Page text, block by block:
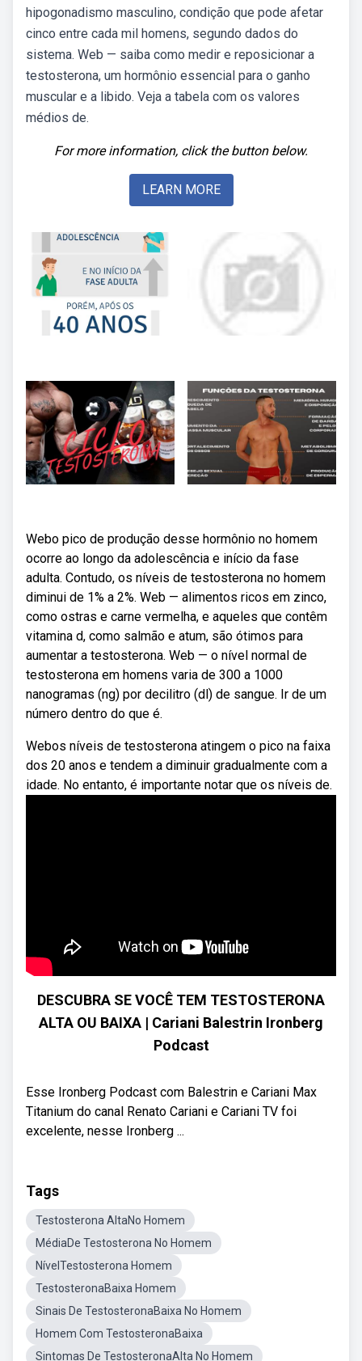
hipogonadismo masculino, condição que pode afetar
cinco entre cada mil homens, segundo dados do
sistema. Web — saiba como medir e reposicionar a
testosterona, um hormônio essencial para o ganho
muscular e a libido. Veja a tabela com os valores
médios de.
For more information, click the button below.
LEARN MORE
Webo pico de produção desse hormônio no homem
ocorre ao longo da adolescência e início da fase
adulta. Contudo, os níveis de testosterona no homem
diminui de 1% a 2%. Web — alimentos ricos em zinco,
como ostras e carne vermelha, e aqueles que contêm
vitamina d, como salmão e atum, são ótimos para
aumentar a testosterona. Web — o nível normal de
testosterona em homens varia de 300 a 1000
nanogramas (ng) por decilitro (dl) de sangue. Ir de um
número dentro do que é.
Webos níveis de testosterona atingem o pico na faixa
dos 20 anos e tendem a diminuir gradualmente com a
idade. No entanto, é importante notar que os níveis de.
DESCUBRA SE VOCÊ TEM TESTOSTERONA
ALTA OU BAIXA | Cariani Balestrin Ironberg
Podcast
Esse Ironberg Podcast com Balestrin e Cariani Max
Titanium do canal Renato Cariani e Cariani TV foi
excelente, nesse Ironberg ...
Tags
Testosterona AltaNo Homem
MédiaDe Testosterona No Homem
NívelTestosterona Homem
TestosteronaBaixa Homem
Sinais De TestosteronaBaixa No Homem
Homem Com TestosteronaBaixa
Sintomas De TestosteronaAlta No Homem